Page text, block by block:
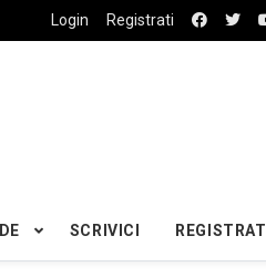
Login Registrati
SCRIVICI REGISTRATI